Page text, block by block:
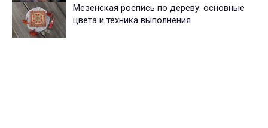
Мезенская роспись по дереву: основные
цвета и техника выполнения